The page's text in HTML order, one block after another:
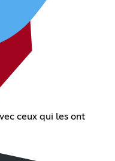
ceux qui les ont